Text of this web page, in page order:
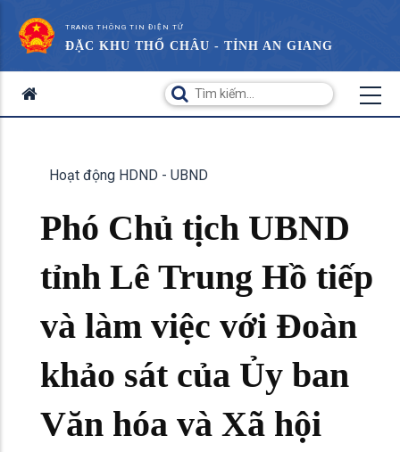
TRANG THÔNG TIN ĐIỆN TỬ
ĐẶC KHU THỔ CHÂU - TỈNH AN GIANG
Hoạt động HDND - UBND
Phó Chủ tịch UBND
tỉnh Lê Trung Hồ tiếp
và làm việc với Đoàn
khảo sát của Ủy ban
Văn hóa và Xã hội